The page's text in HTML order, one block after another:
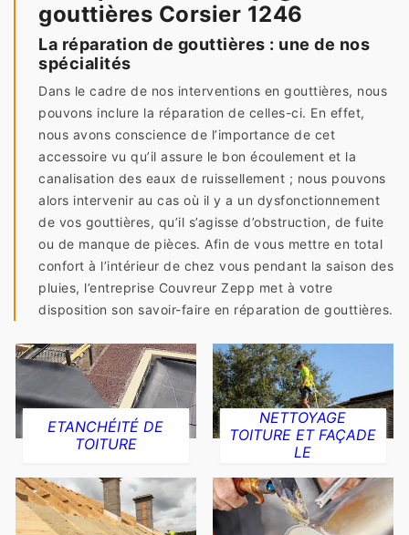
gouttières Corsier 1246
La réparation de gouttières : une de nos
spécialités
Dans le cadre de nos interventions en gouttières, nous
pouvons inclure la réparation de celles-ci. En effet,
nous avons conscience de l’importance de cet
accessoire vu qu’il assure le bon écoulement et la
canalisation des eaux de ruissellement ; nous pouvons
alors intervenir au cas où il y a un dysfonctionnement
de vos gouttières, qu’il s’agisse d’obstruction, de fuite
ou de manque de pièces. Afin de vous mettre en total
confort à l’intérieur de chez vous pendant la saison des
pluies, l’entreprise Couvreur Zepp met à votre
disposition son savoir-faire en réparation de gouttières.
ETANCHÉITÉ DE
TOITURE
NETTOYAGE
TOITURE ET FAÇADE
LE